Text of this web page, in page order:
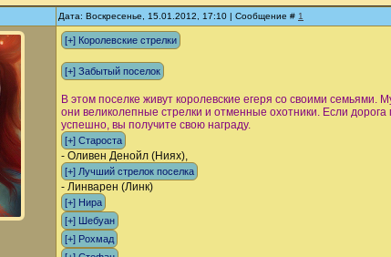
Дата: Воскресенье, 15.01.2012, 17:10 | Сообщение # 1
В этом поселке живут королевские егеря со своими
они великолепные стрелки и отменные охотники. Если
успешно, вы получите свою награду.
- Оливен Денойл (Ниях),
- Линварен (Линк)